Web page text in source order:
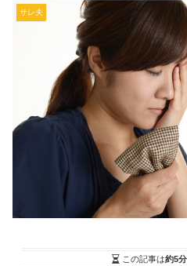
サレ夫
この記事は約5分